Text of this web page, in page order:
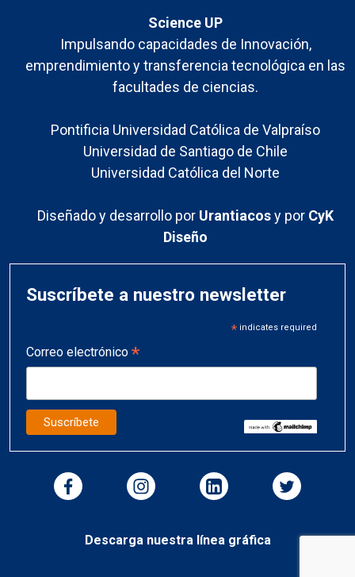
Science UP
Impulsando capacidades de Innovación,
emprendimiento y transferencia tecnológica en las
facultades de ciencias.
Pontificia Universidad Católica de Valpraíso
Universidad de Santiago de Chile
Universidad Católica del Norte
Diseñado y desarrollo por Urantiacosy por CyK
Diseño
Suscríbete a nuestro newsletter
*indicates required
Correo electrónico *
Descarga nuestra línea gráfica